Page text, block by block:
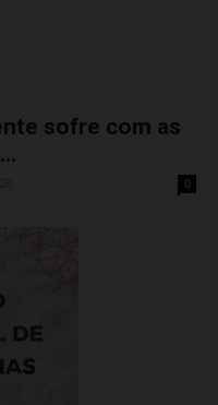
sofre com as
0